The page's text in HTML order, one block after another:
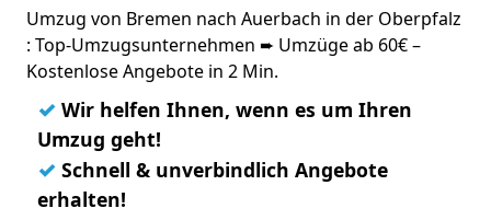
Umzug von Bremen nach Auerbach in der Oberpfalz
: Top-Umzugsunternehmen ➨ Umzüge ab 60€ –
Kostenlose Angebote in 2 Min.
✓ Wir helfen Ihnen, wenn es um Ihren
Umzug geht!
✓ Schnell & unverbindlich Angebote
erhalten!